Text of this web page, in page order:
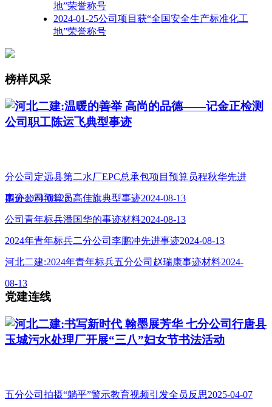
地”荣誉称号
2024-01-25公司项目获“全国安全生产标准化工
地”荣誉称号
榜样风采
河北二建:温暖的善举 高尚的品德——记金正检测
公司职工陈运飞典型事迹
分公司定远县第二水厂EPC总承包项目预算员程秋华先进
事迹2024-08-22
四分公司预算员高佳旗典型事迹2024-08-13
公司青年标兵潘国华的事迹材料2024-08-13
2024年青年标兵二分公司李鹏冲先进事迹2024-08-13
河北二建:2024年青年标兵五分公司赵瑞康事迹材料2024-
08-13
党建连线
河北二建:书写新时代 翰墨展芳华 七分公司行唐县
玉城污水处理厂开展“三八”妇女节书法活动
五分公司拍摄“躺平”警示教育视频引发全员反思2025-04-07